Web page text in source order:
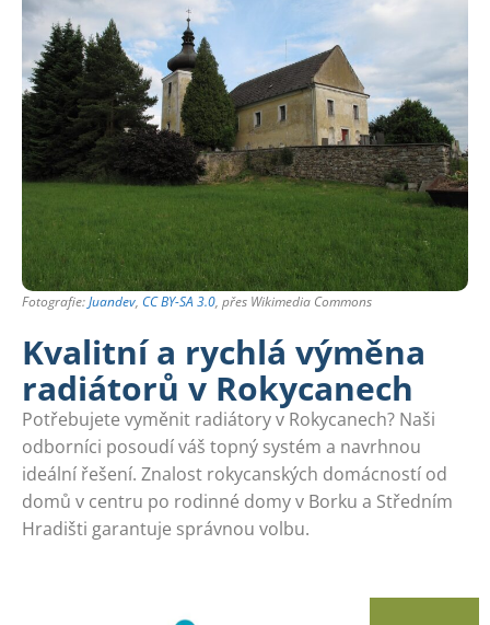
Fotografie:Juandev, CC BY-SA 3.0, přes Wikimedia Commons
Kvalitní a rychlá výměna
radiátorů v Rokycanech
Potřebujete vyměnit radiátory v Rokycanech? Naši
odborníci posoudí váš topný systém a navrhnou
ideální řešení. Znalost rokycanských domácností od
domů v centru po rodinné domy v Borku a Středním
Hradišti garantuje správnou volbu.